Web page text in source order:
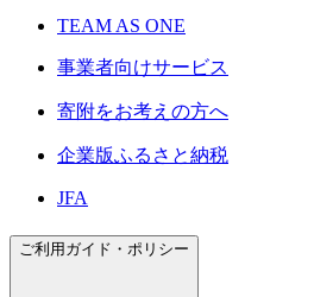
TEAM AS ONE
事業者向けサービス
寄附をお考えの方へ
企業版ふるさと納税
JFA
ご利用ガイド・ポリシー